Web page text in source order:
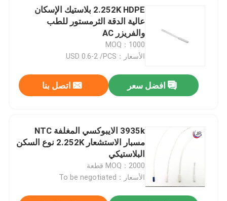
2.252K HDPE بلاستيك الإسكان
عالية الدقة الثرمستور للطب
والفريزر AC
MOQ：1000
الأسعار：USD 0.6-2 /PCS
افضل سعر اتصل بنا
3935k الايبوكسي المغلفة NTC
مسبار الاستشعار 2.252K نوع السكن
البلاستيكي
MOQ：2000 قطعة
الأسعار：To be negotiated